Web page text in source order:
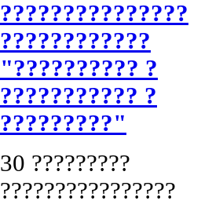
???????????????
????????????
"?????????? ?
??????????? ?
?????????"
30 ?????????
????????????????